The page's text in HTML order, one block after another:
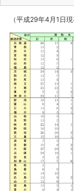
（平成29年4月1日現